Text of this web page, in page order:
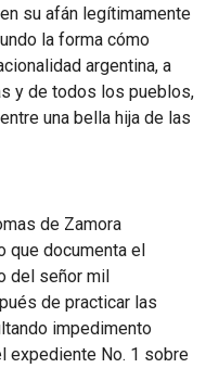
su afán legítimamente
la forma cómo
argentina, a
y de todos los pueblos,
una bella hija de las
de Zamora
que documenta el
del señor mil
de practicar las
impedimento
expediente No. 1 sobre